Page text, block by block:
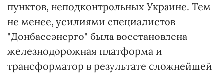
пунктов, неподконтрольных Украине. Тем
не менее, усилиями специалистов
"Донбассэнерго" была восстановлена
железнодорожная платформа и
трансформатор в результате сложнейшей